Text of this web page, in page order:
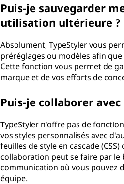
Puis-je sauvegarder
utilisation ultérieure ?
Absolument, TypeStyler vous
préréglages ou modèles afin
Cette fonction vous permet de
marque et de vos efforts de
Puis-je collaborer
TypeStyler n'offre pas de
vos styles personnalisés avec
feuilles de style en cascade
collaboration peut se faire par
communication où vous pouvez
équipe.